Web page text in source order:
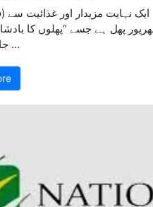
پھل ہے جسے “پھلوں کا
جاتا ہے۔ اس ...